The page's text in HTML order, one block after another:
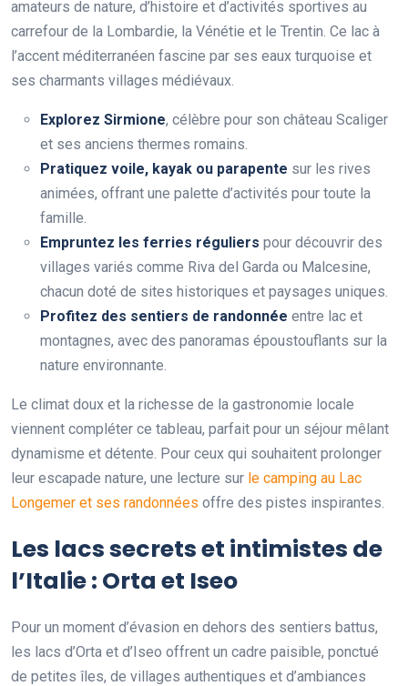
amateurs de nature, d’histoire et d’activités sportives au
carrefour de la Lombardie, la Vénétie et le Trentin. Ce lac à
l’accent méditerranéen fascine par ses eaux turquoise et
ses charmants villages médiévaux.
Explorez Sirmione, célèbre pour son château Scaliger
et ses anciens thermes romains.
Pratiquez voile, kayak ou parapente sur les rives
animées, offrant une palette d’activités pour toute la
famille.
Empruntez les ferries réguliers pour découvrir des
villages variés comme Riva del Garda ou Malcesine,
chacun doté de sites historiques et paysages uniques.
Profitez des sentiers de randonnée entre lac et
montagnes, avec des panoramas époustouflants sur la
nature environnante.
Le climat doux et la richesse de la gastronomie locale
viennent compléter ce tableau, parfait pour un séjour mêlant
dynamisme et détente. Pour ceux qui souhaitent prolonger
leur escapade nature, une lecture sur le camping au Lac
Longemer et ses randonnées offre des pistes inspirantes.
Les lacs secrets et intimistes de
l’Italie : Orta et Iseo
Pour un moment d’évasion en dehors des sentiers battus,
les lacs d’Orta et d’Iseo offrent un cadre paisible, ponctué
de petites îles, de villages authentiques et d’ambiances